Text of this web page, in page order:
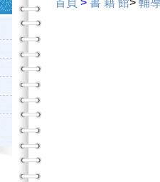
首頁 > 書 籍 館> 輔